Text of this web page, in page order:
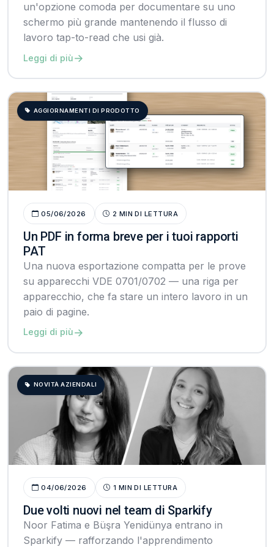
un'opzione comoda per documentare su uno
schermo più grande mantenendo il flusso di
lavoro tap-to-read che usi già.
Leggi di più→
AGGIORNAMENTI DI PRODOTTO
05/06/2026 2 MIN DI LETTURA
Un PDF in forma breve per i tuoi rapporti
PAT
Una nuova esportazione compatta per le prove
su apparecchi VDE 0701/0702 — una riga per
apparecchio, che fa stare un intero lavoro in un
paio di pagine.
Leggi di più→
NOVITÀ AZIENDALI
04/06/2026 1 MIN DI LETTURA
Due volti nuovi nel team di Sparkify
Noor Fatima e Büşra Yenidünya entrano in
Sparkify — rafforzando l'apprendimento